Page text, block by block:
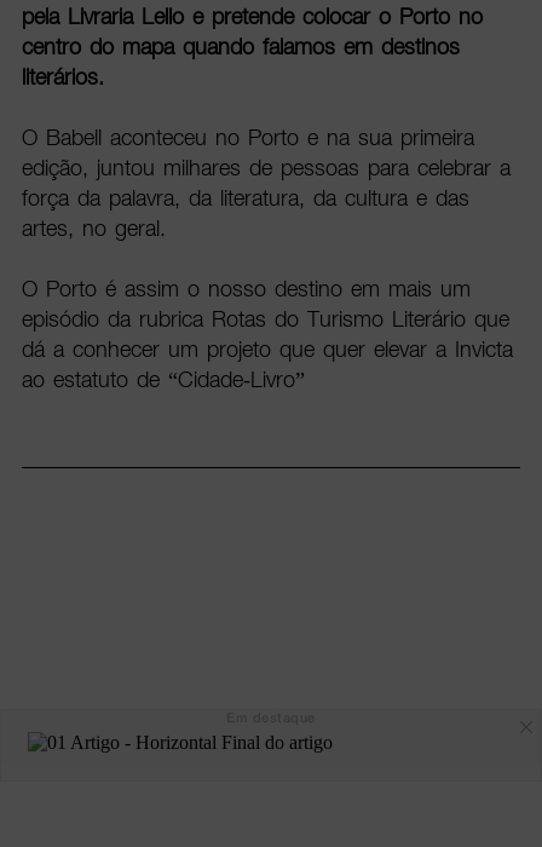
pela Livraria Lello e pretende colocar o Porto no
centro do mapa quando falamos em destinos
literários.
O Babell aconteceu no Porto e na sua primeira
edição, juntou milhares de pessoas para celebrar a
força da palavra, da literatura, da cultura e das
artes, no geral.
O Porto é assim o nosso destino em mais um
episódio da rubrica Rotas do Turismo Literário que
dá a conhecer um projeto que quer elevar a Invicta
ao estatuto de “Cidade-Livro”